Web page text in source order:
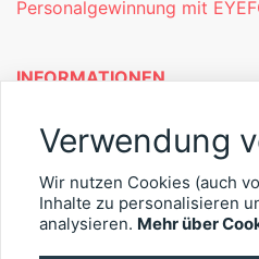
Personalgewinnung mit
INFORMATIONEN
Was ist EYEFOX – Ihre
Kontakt
Verwendung
Wir nutzen Cookies (auch
Inhalte zu personalisieren
analysieren. Mehr über